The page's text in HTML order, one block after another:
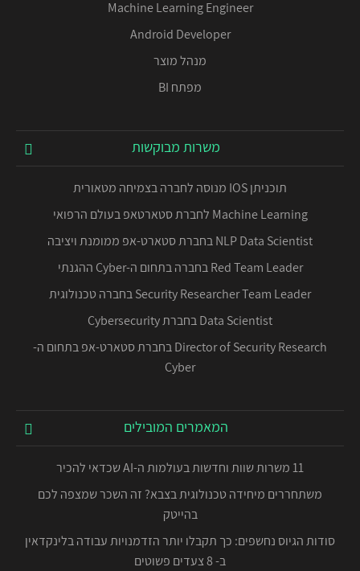
Machine Learning Engineer
Android Developer
מנהל מוצר
מפתח BI
משרות מבוקשות
תוכניתן IOS מנוסה לחברה בצמיחה מטאורית
Machine Learning לחברת סטארטאפ בעולם הרפואי
NLP Data Scientist בחברת סטארט-אפ ממומנת ויציבה
Red Team Leader בחברה בתחום ה-Cyber ההגנתי
Security Researcher Team Leader בחברה טכנולוגית
Data Scientist בחברת Cybersecurity
Director of Security Research בחברת סטארט-אפ בתחום ה-
Cyber
המאמרים המובילים
11 משרות שוות וחדשות בעולמות ה-AI שכדאי להכיר
משתחררים מיחידה טכנולוגית בצבא? זה השכר שמצפה לכם
בהייטק
סודות הגיוס נחשפים: כך תקבלו יותר הזדמנויות עבודה בלינקדאין
ב- 8 צעדים פשוטים